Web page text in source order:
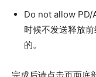
Do not allow PD/
时候不发送释放
的。